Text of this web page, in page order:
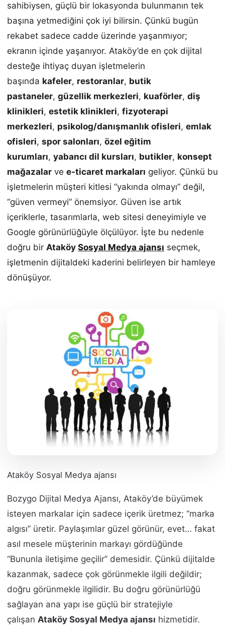
sahibiysen, güçlü bir lokasyonda bulunmanın tek
başına yetmediğini çok iyi bilirsin. Çünkü bugün
rekabet sadece cadde üzerinde yaşanmıyor;
ekranın içinde yaşanıyor. Ataköy’de en çok dijital
desteğe ihtiyaç duyan işletmelerin
başında kafeler, restoranlar, butik
pastaneler, güzellik merkezleri, kuaförler, diş
klinikleri, estetik klinikleri, fizyoterapi
merkezleri, psikolog/danışmanlık ofisleri, emlak
ofisleri, spor salonları, özel eğitim
kurumları, yabancı dil kursları, butikler, konsept
mağazalar ve e-ticaret markaları geliyor. Çünkü bu
işletmelerin müşteri kitlesi “yakında olmayı” değil,
“güven vermeyi” önemsiyor. Güven ise artık
içeriklerle, tasarımlarla, web sitesi deneyimiyle ve
Google görünürlüğüyle ölçülüyor. İşte bu nedenle
doğru bir Ataköy Sosyal Medya ajansı seçmek,
işletmenin dijitaldeki kaderini belirleyen bir hamleye
dönüşüyor.
Ataköy Sosyal Medya ajansı
Bozygo Dijital Medya Ajansı, Ataköy’de büyümek
isteyen markalar için sadece içerik üretmez; “marka
algısı” üretir. Paylaşımlar güzel görünür, evet… fakat
asıl mesele müşterinin markayı gördüğünde
“Bununla iletişime geçilir” demesidir. Çünkü dijitalde
kazanmak, sadece çok görünmekle ilgili değildir;
doğru görünmekle ilgilidir. Bu doğru görünürlüğü
sağlayan ana yapı ise güçlü bir stratejiyle
çalışan Ataköy Sosyal Medya ajansı hizmetidir.